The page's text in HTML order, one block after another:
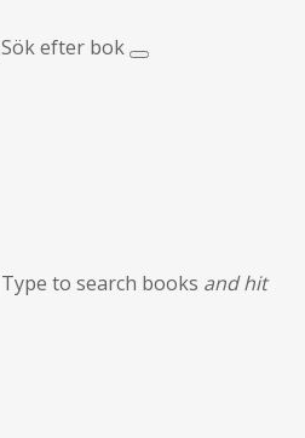
Sök efter bok
Type to search books and hit